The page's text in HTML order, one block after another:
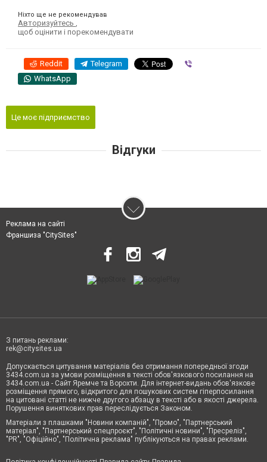
Ніхто ще не рекомендував
Авторизуйтесь
щоб оцінити і порекомендувати
Reddit Telegram
WhatsApp
Це моє підприємство
Відгуки
Реклама на сайті
Франшиза "CitySites"
З питань реклами:
rek@citysites.ua
Допускається цитування матеріалів без отримання попередньої згоди
3434.com.ua за умови розміщення в тексті обов'язкового посилання на
3434.com.ua - Сайт Яремче та Ворохти. Для інтернет-видань обов'язкове
розміщення прямого, відкритого для пошукових систем гіперпосилання
на цитовані статті не нижче другого абзацу в тексті або в якості джерела.
Порушення виняткових прав переслідується Законом.
Матеріали з плашками "Новини компаній", "Промо", "Партнерський
матеріал", "Партнерський спецпроєкт", "Політичні новини", "Пресреліз",
"PR", "Офіційно", "Політична реклама" публікуються на правах реклами.